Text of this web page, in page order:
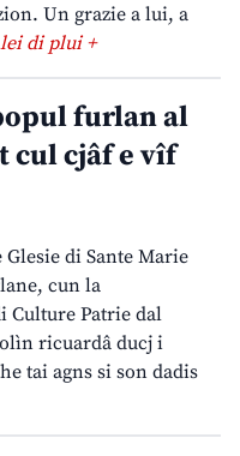
Un grazie a lui, a
lei di plui +
furlan al
cul cjâf e vîf
di Sante Marie
cun la
Culture Patrie dal
ricuardâ ducj i
tai agns si son dadis